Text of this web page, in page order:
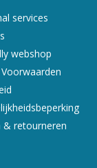
services
webshop
& retourneren